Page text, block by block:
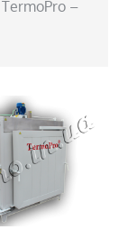
TermoPro –